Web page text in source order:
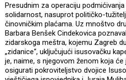
Presudnim za operaciju
solidarnost, nasuprot političko-
činovničkim plaćama. Uz mnoštvo
Barbara Benšek Cindekovica
zidarskoga meštra, kojemu Zagreb
„zidanice“, uključujući isusovačku
je, naime, s njegovom ženom koja
osigurati pokroviteljstvo dvojice